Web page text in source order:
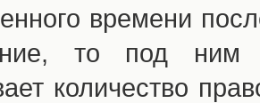
времени
то под ним
количество